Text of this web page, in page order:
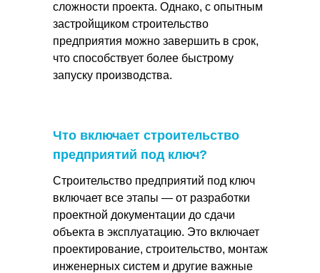
сложности проекта. Однако, с опытным
застройщиком строительство
предприятия можно завершить в срок,
что способствует более быстрому
запуску производства.
Строительство предприятий под ключ
включает все этапы — от разработки
проектной документации до сдачи
объекта в эксплуатацию. Это включает
проектирование, строительство, монтаж
инженерных систем и другие важные
Что включает строительство
предприятий под ключ?